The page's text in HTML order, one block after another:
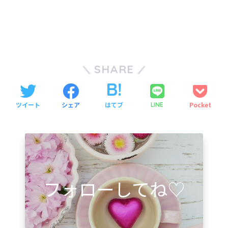
SHARE
ツイート シェア はてブ LINE Pocket
フォローしてね♡